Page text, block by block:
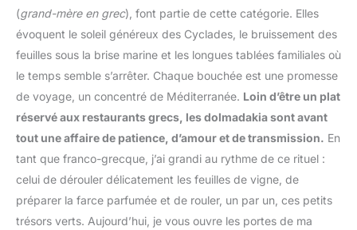
(grand-mère en grec), font partie de cette catégorie. Elles
évoquent le soleil généreux des Cyclades, le bruissement des
feuilles sous la brise marine et les longues tablées familiales où
le temps semble s’arrêter. Chaque bouchée est une promesse
de voyage, un concentré de Méditerranée. Loin d’être un plat
réservé aux restaurants grecs, les dolmadakia sont avant
tout une affaire de patience, d’amour et de transmission. En
tant que franco-grecque, j’ai grandi au rythme de ce rituel :
celui de dérouler délicatement les feuilles de vigne, de
préparer la farce parfumée et de rouler, un par un, ces petits
trésors verts. Aujourd’hui, je vous ouvre les portes de ma